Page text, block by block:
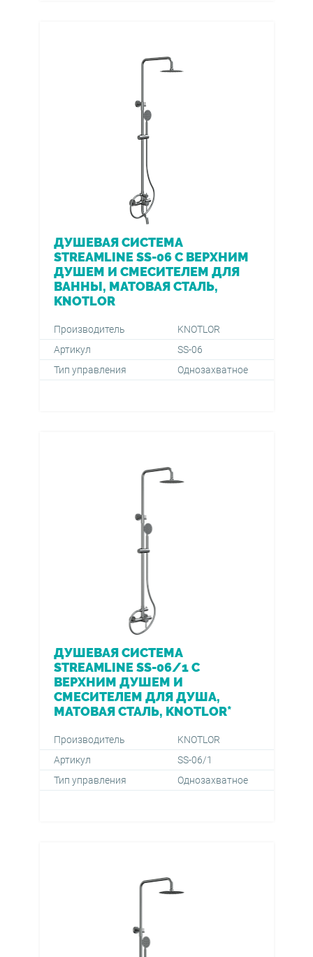
ДУШЕВАЯ СИСТЕМА
STREAMLINE SS-06 С ВЕРХНИМ
ДУШЕМ И СМЕСИТЕЛЕМ ДЛЯ
ВАННЫ, МАТОВАЯ СТАЛЬ,
KNOTLOR
Производитель
KNOTLOR
Артикул
SS-06
Тип управления
Однозахватное
ДУШЕВАЯ СИСТЕМА
STREAMLINE SS-06/1 С
ВЕРХНИМ ДУШЕМ И
СМЕСИТЕЛЕМ ДЛЯ ДУША,
МАТОВАЯ СТАЛЬ, KNOTLOR*
Производитель
KNOTLOR
Артикул
SS-06/1
Тип управления
Однозахватное